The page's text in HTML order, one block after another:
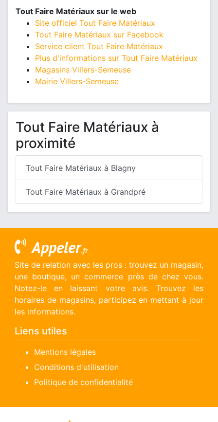
Tout Faire Matériaux sur le web
Site officiel Tout Faire Matériaux
Tout Faire Matériaux sur Facebook
Service client Tout Faire Matériaux
Plus d'informations sur Tout Faire Matériaux
Magasins Villers-Semeuse
Mairie Villers-Semeuse
Tout Faire Matériaux à
proximité
Tout Faire Matériaux à Blagny
Tout Faire Matériaux à Grandpré
Appeler.fr
Site de relation avec les pros : trouvez un magasin,
une boutique, un commerce près de chez vous.
Notez-le en laissant votre avis. Trouvez les
horaires de magasins, participez en mettant à jour
les informations.
Liens utiles
Mentions légales
Conditions d'utilisation
Politique de confidentialité